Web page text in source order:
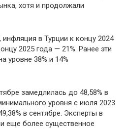
хотя и продолжали
в Турции к концу 2024
2025 года — 21%. Ранее эти
уровне 38% и 14%
замедлилась до 48,58% в
уровня с июля 2023
в сентябре. Эксперты в
еще более существенное